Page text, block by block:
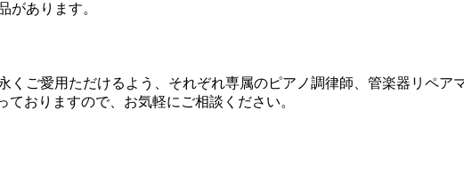
があります。
くご愛用ただけるよう、それぞれ専属のピアノ調律師、管楽器リペ
おりますので、お気軽にご相談ください。